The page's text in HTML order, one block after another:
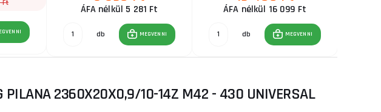
Ft
ÁFA nélkül 5 281 Ft
db MEGVENNI
ÁFA nélkül 16 099 Ft
db MEGVENNI
PILANA 2360X20X0,9/10-14Z M42 - 430 UNIVERSAL